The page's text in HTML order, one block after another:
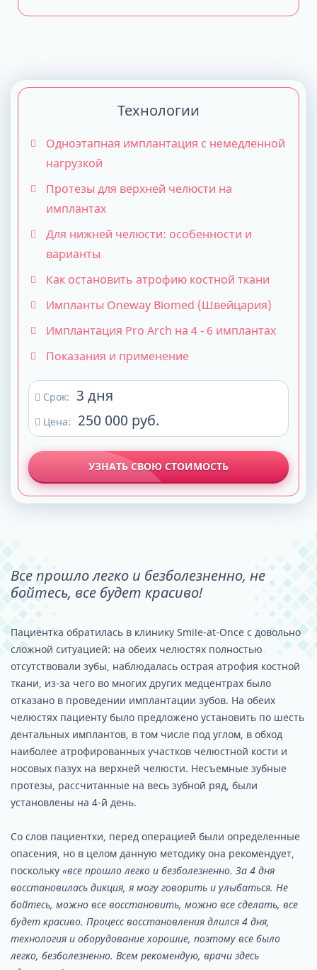
Технологии
Одноэтапная имплантация с немедленной
нагрузкой
Протезы для верхней челюсти на
имплантах
Для нижней челюсти: особенности и
варианты
Как остановить атрофию костной ткани
Импланты Oneway Biomed (Швейцария)
Имплантация Pro Arch на 4 - 6 имплантах
Показания и применение
Срок: 3 дня
Цена: 250 000 руб.
УЗНАТЬ СВОЮ СТОИМОСТЬ
Все прошло легко и безболезненно, не
бойтесь, все будет красиво!
Пациентка обратилась в клинику Smile-at-Once с довольно
сложной ситуацией: на обеих челюстях полностью
отсутствовали зубы, наблюдалась острая атрофия костной
ткани, из-за чего во многих других медцентрах было
отказано в проведении имплантации зубов. На обеих
челюстях пациенту было предложено установить по шесть
дентальных имплантов, в том числе под углом, в обход
наиболее атрофированных участков челюстной кости и
носовых пазух на верхней челюсти. Несъемные зубные
протезы, рассчитанные на весь зубной ряд, были
установлены на 4-й день.
Со слов пациентки, перед операцией были определенные
опасения, но в целом данную методику она рекомендует,
поскольку «все прошло легко и безболезненно. За 4 дня
восстановилась дикция, я могу говорить и улыбаться. Не
бойтесь, можно все восстановить, можно все сделать, все
будет красиво. Процесс восстановления длился 4 дня,
технология и оборудование хорошие, поэтому все было
легко, безболезненно. Всем рекомендую, врачи здесь